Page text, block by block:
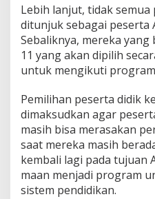
Lebih lanjut, tidak semua
ditunjuk sebagai peserta
Sebaliknya, mereka yang
11 yang akan dipilih
untuk mengikuti
Pemilihan peserta didik
dimaksudkan agar
masih bisa merasakan
saat mereka masih
kembali lagi pada tujuan
maan menjadi program
sistem pendidikan.